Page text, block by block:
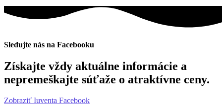
Sledujte nás na Facebooku
Získajte vždy aktuálne informácie a
nepremeškajte súťaže o atraktívne ceny.
Zobraziť Iuventa Facebook